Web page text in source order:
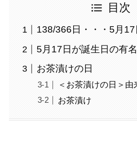
目次
138/366日・・・5月17
5月17日が誕生日の有
お茶漬けの日
＜お茶漬けの日＞由
お茶漬け